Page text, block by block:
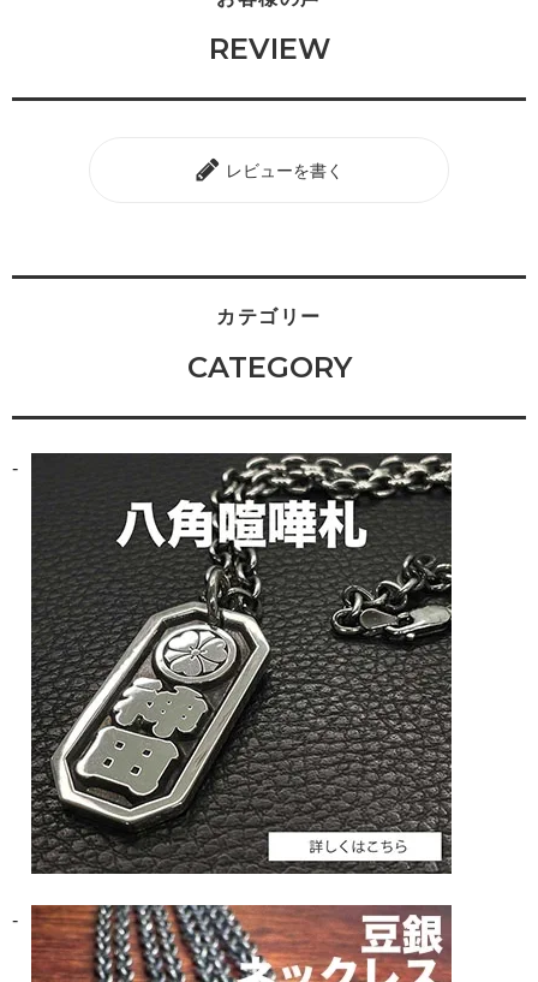
REVIEW
レビューを書く
カテゴリー
CATEGORY